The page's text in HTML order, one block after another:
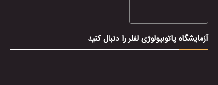
آزمایشگاه پاتوبیولوژی لفلر را دنبال کنید